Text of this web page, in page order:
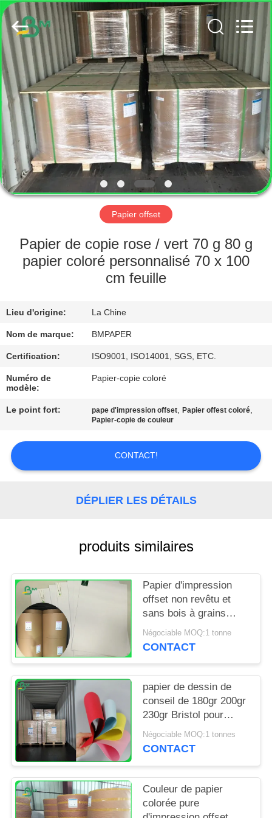
MAISON
PRODUITS
AU
SUJET
DE
NOUS
VISITE
D'USINE
DE
QUALITÉ
CONTACTEZ-
NOUS
CAS
PRIVACY
POLICY
GUANGZHOU
BMPAPER
CO.,
LTD..
Rights
Reserved.
Papier offset
Papier de copie rose / vert 70 g 80 g
papier coloré personnalisé 70 x 100
cm feuille
Lieu d'origine: La Chine
Nom de marque: BMPAPER
Certification: ISO9001, ISO14001, SGS, ETC.
Numéro de
modèle:
Papier-copie coloré
Le point fort: pape d'impression offset,Papier offest coloré,
Papier-copie de couleur
CONTACT!
DÉPLIER LES DÉTAILS
produits similaires
Papier d'impression
offset non revêtu et
sans bois à grains
longs à haute
blancheur
Négociable MOQ:1 tonne
CONTACT
papier de dessin de
conseil de 180gr 200gr
230gr Bristol pour
rendre des insectes
dégradables
Négociable MOQ:1 tonnes
CONTACT
Couleur de papier
colorée pure